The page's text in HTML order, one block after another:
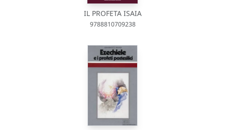
IL PROFETA ISAIA
9788810709238